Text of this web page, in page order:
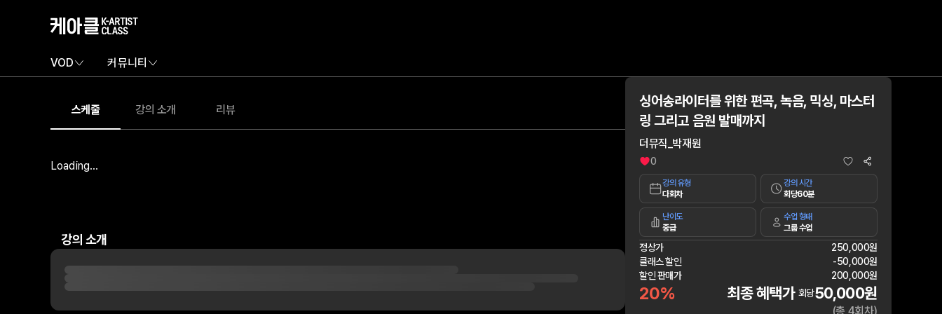
VOD 커뮤니티
스케줄 강의 소개 리뷰
Loading...
강의 소개
싱어송라이터를 위한 편곡, 녹음, 믹싱, 마스터
링 그리고 음원 발매까지
더뮤직_박재원
0
강의 유형
다회차
강의 시간
회당60분
난이도
중급
수업 형태
그룹 수업
정상가
250,000원
클래스 할인
-50,000원
할인 판매가
200,000원
20% 최종 혜택가 회당50,000원
(총 4회차)